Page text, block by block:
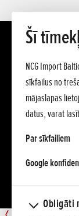
Šī
NCG Import
sīkfailus no
mājaslapas
datus, varat
Par sīkfailiem
Google
Obligāti